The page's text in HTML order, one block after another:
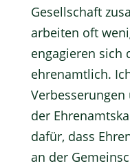
Gesellschaft
arbeiten oft
engagieren sich
ehrenamtlich.
der
dafür, dass
an der